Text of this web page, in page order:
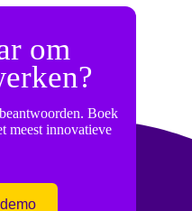
om
Boek
meest innovatieve